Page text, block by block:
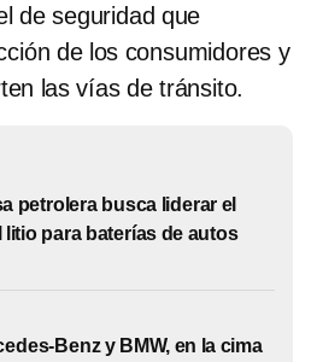
de seguridad que
de los consumidores y
las vías de tránsito.
petrolera busca liderar el
litio para baterías de autos
Benz y BMW, en la cima